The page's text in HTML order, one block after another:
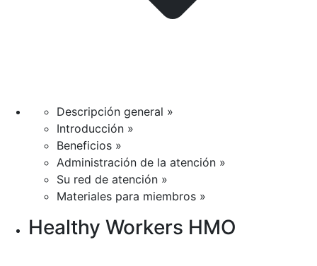
Descripción general »
Introducción »
Beneficios »
Administración de la atención »
Su red de atención »
Materiales para miembros »
Healthy Workers HMO